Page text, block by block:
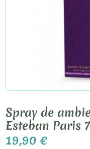
Spray de
Esteban Paris
19,90€